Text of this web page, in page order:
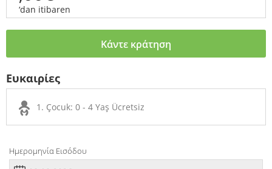
‘dan itibaren
Κάντε κράτηση
Ευκαιρίες
1. Çocuk: 0 - 4 Yaş Ücretsiz
Ημερομηνία Εισόδου